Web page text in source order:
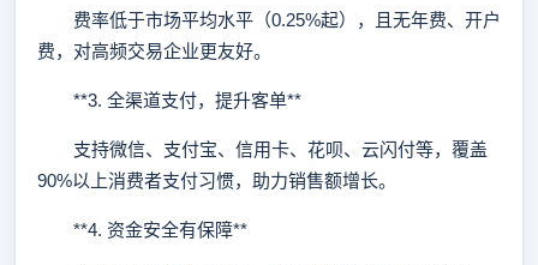
费率低于市场平均水平（0.25%起），且无年费、开户
费，对高频交易企业更友好。
**3. 全渠道支付，提升客单**
支持微信、支付宝、信用卡、花呗、云闪付等，覆盖
90%以上消费者支付习惯，助力销售额增长。
**4. 资金安全有保障**